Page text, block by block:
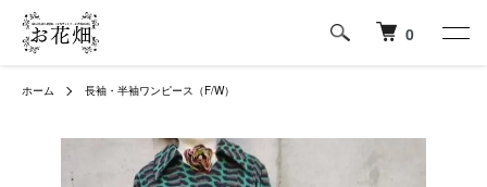
0
ホーム 長袖・半袖ワンピース（F/W）